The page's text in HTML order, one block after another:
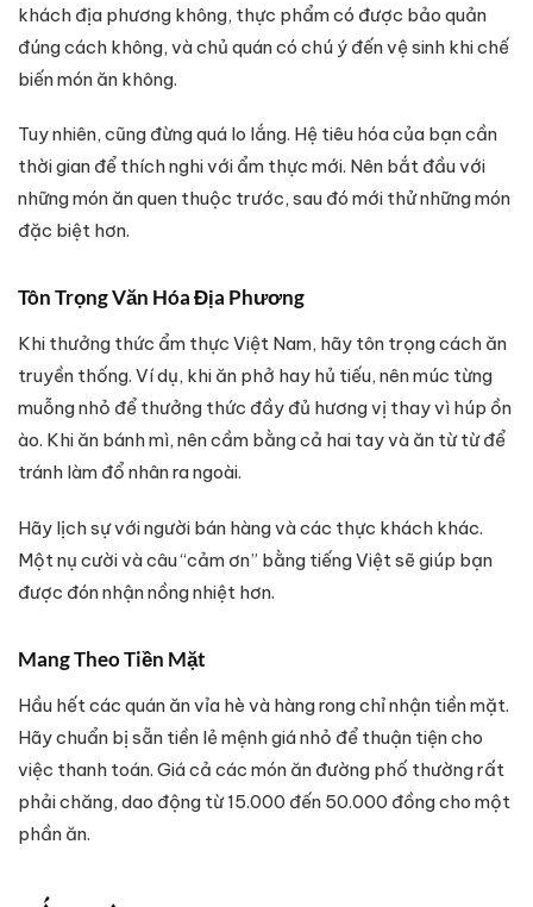
khách địa phương không, thực phẩm có được bảo quản
đúng cách không, và chủ quán có chú ý đến vệ sinh khi chế
biến món ăn không.
Tuy nhiên, cũng đừng quá lo lắng. Hệ tiêu hóa của bạn cần
thời gian để thích nghi với ẩm thực mới. Nên bắt đầu với
những món ăn quen thuộc trước, sau đó mới thử những món
đặc biệt hơn.
Tôn Trọng Văn Hóa Địa Phương
Khi thưởng thức ẩm thực Việt Nam, hãy tôn trọng cách ăn
truyền thống. Ví dụ, khi ăn phở hay hủ tiếu, nên múc từng
muỗng nhỏ để thưởng thức đầy đủ hương vị thay vì húp ồn
ào. Khi ăn bánh mì, nên cầm bằng cả hai tay và ăn từ từ để
tránh làm đổ nhân ra ngoài.
Hãy lịch sự với người bán hàng và các thực khách khác.
Một nụ cười và câu “cảm ơn” bằng tiếng Việt sẽ giúp bạn
được đón nhận nồng nhiệt hơn.
Mang Theo Tiền Mặt
Hầu hết các quán ăn vỉa hè và hàng rong chỉ nhận tiền mặt.
Hãy chuẩn bị sẵn tiền lẻ mệnh giá nhỏ để thuận tiện cho
việc thanh toán. Giá cả các món ăn đường phố thường rất
phải chăng, dao động từ 15.000 đến 50.000 đồng cho một
phần ăn.